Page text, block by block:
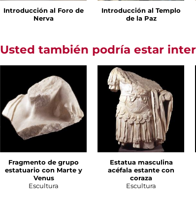
Introducción al Foro de
Nerva
Introducción al Templo
de la Paz
Usted también podría estar
Fragmento de grupo
estatuario con Marte y
Venus
Escultura
Estatua masculina
acéfala estante con
coraza
Escultura